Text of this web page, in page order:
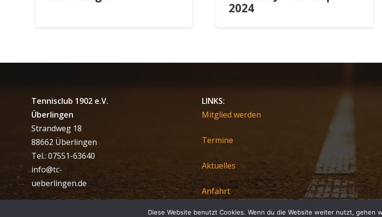
2024
Tennisclub 1902 e.V.
Überlingen
Strandweg 18
88662 Überlingen
Tel.: 07551-63640
info@tc-
ueberlingen.de
LINKS:
Mitglied werden
Termine
Aktuelles
Anfahrt
Diese Website benutzt Cookies. Wenn du die Website weiter nutzt, gehen